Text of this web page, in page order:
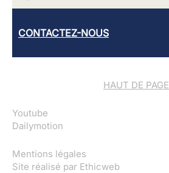
CONTACTEZ-NOUS
HAUT DE PAGE
Youtube
Dailymotion
Mentions légales
Site réalisé par Ethicweb